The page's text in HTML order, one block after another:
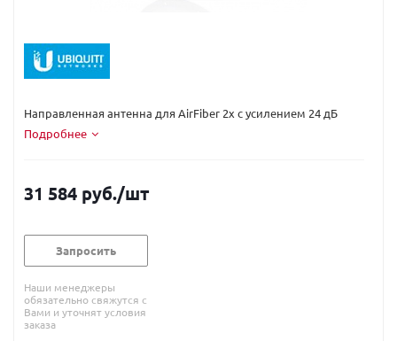
Направленная антенна для AirFiber 2x с усилением 24 дБ
Подробнее
31 584 руб./шт
Запросить
Наши менеджеры
обязательно свяжутся с
Вами и уточнят условия
заказа